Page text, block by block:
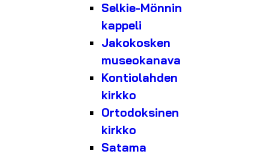
Selkie-Mönnin
kappeli
Jakokosken
museokanava
Kontiolahden
kirkko
Ortodoksinen
kirkko
Satama